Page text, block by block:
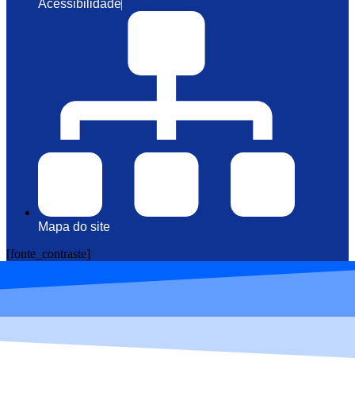
Acessibilidade
Mapa do site
[fonte_contraste]